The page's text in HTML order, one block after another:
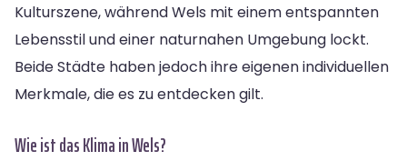
Kulturszene, während Wels mit einem entspannten
Lebensstil und einer naturnahen Umgebung lockt.
Beide Städte haben jedoch ihre eigenen individuellen
Merkmale, die es zu entdecken gilt.
Wie ist das Klima in Wels?